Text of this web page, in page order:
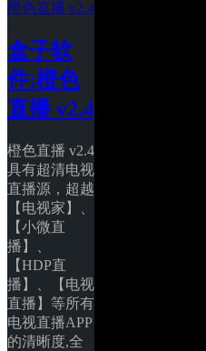
盒子软
件:橙色
直播 v2.4
橙色直播 v2.4
具有超清电视
直播源，超越
【电视家】、
【小微直
播】、
【HDP直
播】、【电视
直播】等所有
电视直播APP
的清晰度,全